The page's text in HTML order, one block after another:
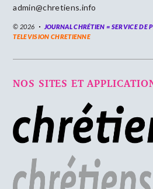
admin@chretiens.info
© 2026 JOURNAL CHRÉTIEN = SERVICE DE
TELEVISION CHRETIENNE
NOS SITES ET